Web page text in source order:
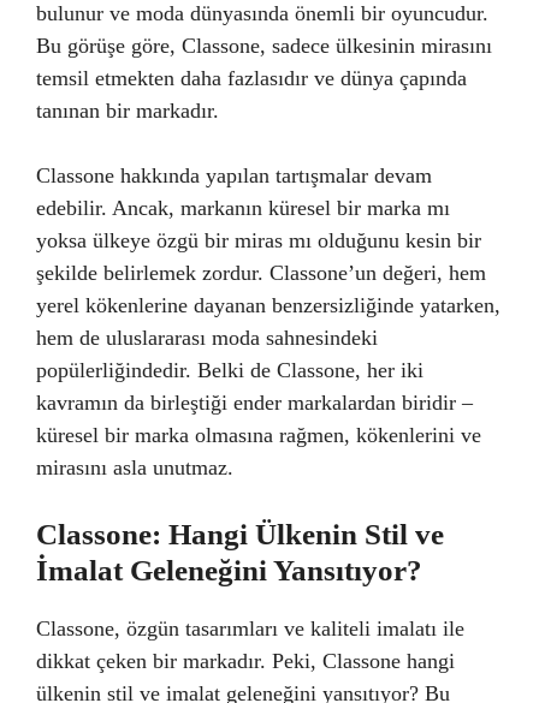
bulunur ve moda dünyasında önemli bir oyuncudur.
Bu görüşe göre, Classone, sadece ülkesinin mirasını
temsil etmekten daha fazlasıdır ve dünya çapında
tanınan bir markadır.
Classone hakkında yapılan tartışmalar devam
edebilir. Ancak, markanın küresel bir marka mı
yoksa ülkeye özgü bir miras mı olduğunu kesin bir
şekilde belirlemek zordur. Classone’un değeri, hem
yerel kökenlerine dayanan benzersizliğinde yatarken,
hem de uluslararası moda sahnesindeki
popülerliğindedir. Belki de Classone, her iki
kavramın da birleştiği ender markalardan biridir –
küresel bir marka olmasına rağmen, kökenlerini ve
mirasını asla unutmaz.
Classone: Hangi Ülkenin Stil ve
İmalat Geleneğini Yansıtıyor?
Classone, özgün tasarımları ve kaliteli imalatı ile
dikkat çeken bir markadır. Peki, Classone hangi
ülkenin stil ve imalat geleneğini yansıtıyor? Bu